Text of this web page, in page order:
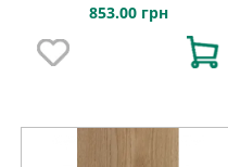
853.00 грн